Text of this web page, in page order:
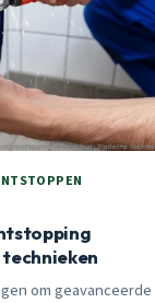
om geavanceerde